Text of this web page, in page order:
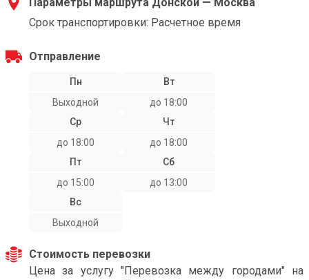
Срок транспортировки: Расчетное время
Отправление
Пн
Выходной
Вт
до 18:00
Ср
до 18:00
Чт
до 18:00
Пт
до 15:00
Сб
до 13:00
Вс
Выходной
Стоимость перевозки
Цена за услугу "Перевозка между городами" на